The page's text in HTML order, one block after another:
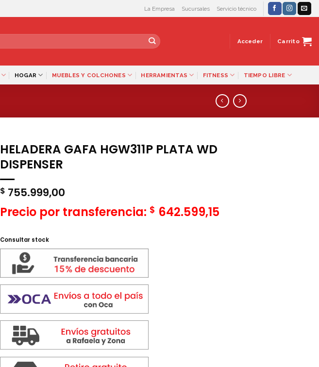
La Empresa Sucursales Servicio técnico
Acceder Carrito
HOGAR MUEBLES Y COLCHONES HERRAMIENTAS FITNESS TIEMPO LIBRE
HELADERA GAFA HGW311P PLATA WD
DISPENSER
$ 755.999,00
Precio por transferencia: $ 642.599,15
Consultar stock